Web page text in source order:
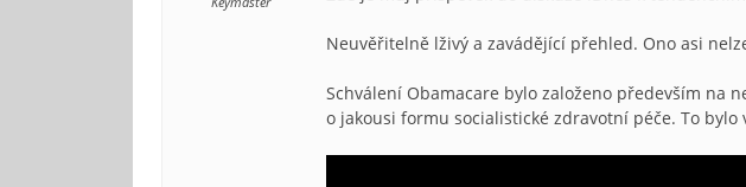
Neuvěřitelně lživý a zavádějící přehled. Ono asi
Schválení Obamacare bylo založeno především na
o jakousi formu socialistické zdravotní péče. To